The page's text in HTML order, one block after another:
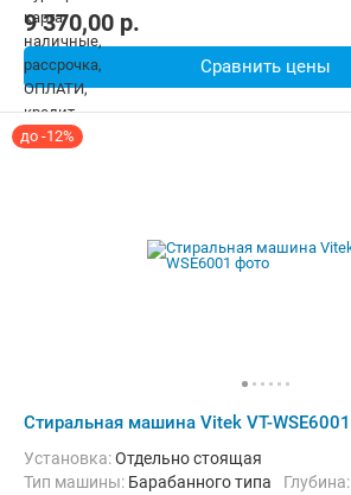
Безопасность:
Ширина:59.6 см
9 370,00 p.
Сравнить цены
до -12%
Стиральная машина Vitek VT-WSE6001
Установка:Отдельно стоящая
Тип машины: Барабанного типа Глубина: